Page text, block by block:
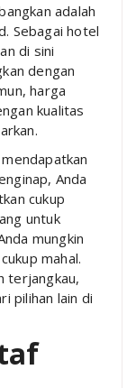
adalah
Sebagai hotel
di sini
dengan
harga
kualitas
Anda
cukup
untuk
mungkin
mahal.
terjangkau,
pilihan lain di